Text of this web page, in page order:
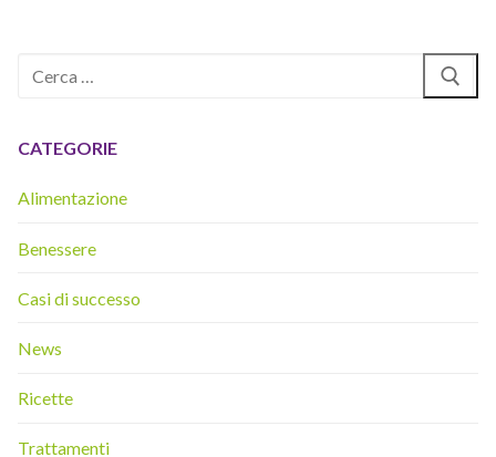
Cerca:
CATEGORIE
Alimentazione
Benessere
Casi di successo
News
Ricette
Trattamenti